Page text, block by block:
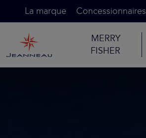
La marque Concessionnaires
MERRY
FISHER